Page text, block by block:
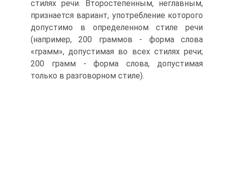
стилях речи. Второстепенным, неглавным,
признается вариант, употребление которого
допустимо в определенном стиле речи
(например, 200 граммов - форма слова
«грамм», допустимая во всех стилях речи;
200 грамм - форма слова, допустимая
только в разговорном стиле).